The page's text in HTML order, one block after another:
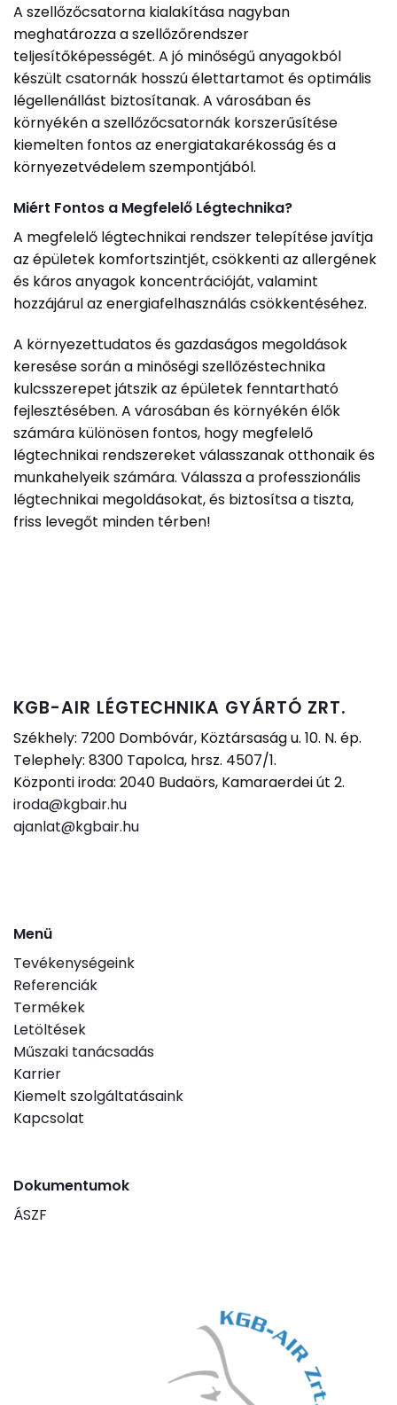
A szellőzőcsatorna kialakítása nagyban
meghatározza a szellőzőrendszer
teljesítőképességét. A jó minőségű anyagokból
készült csatornák hosszú élettartamot és optimális
légellenállást biztosítanak. A városában és
környékén a szellőzőcsatornák korszerűsítése
kiemelten fontos az energiatakarékosság és a
környezetvédelem szempontjából.
Miért Fontos a Megfelelő Légtechnika?
A megfelelő légtechnikai rendszer telepítése javítja
az épületek komfortszintjét, csökkenti az allergének
és káros anyagok koncentrációját, valamint
hozzájárul az energiafelhasználás csökkentéséhez.
A környezettudatos és gazdaságos megoldások
keresése során a minőségi szellőzéstechnika
kulcsszerepet játszik az épületek fenntartható
fejlesztésében. A városában és környékén élők
számára különösen fontos, hogy megfelelő
légtechnikai rendszereket válasszanak otthonaik és
munkahelyeik számára. Válassza a professzionális
légtechnikai megoldásokat, és biztosítsa a tiszta,
friss levegőt minden térben!
KGB-AIR LÉGTECHNIKA GYÁRTÓ ZRT.
Székhely: 7200 Dombóvár, Köztársaság u. 10. N. ép.
Telephely: 8300 Tapolca, hrsz. 4507/1.
Központi iroda: 2040 Budaörs, Kamaraerdei út 2.
iroda@kgbair.hu
ajanlat@kgbair.hu
Menü
Tevékenységeink
Referenciák
Termékek
Letöltések
Műszaki tanácsadás
Karrier
Kiemelt szolgáltatásaink
Kapcsolat
Dokumentumok
ÁSZF